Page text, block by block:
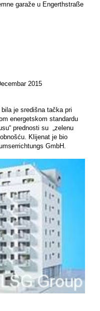
garaže u Engerthstraße
2015
je središna tačka pri
energetskom standardu
prednosti su „zelenu
Klijenat je bio
GmbH.